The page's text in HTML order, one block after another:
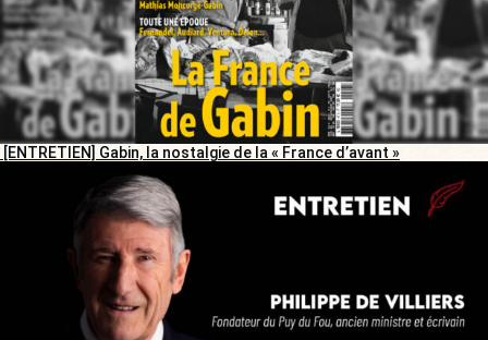
[ENTRETIEN] Gabin, la nostalgie de la « France d’avant »